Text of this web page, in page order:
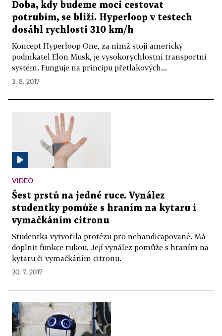
Doba, kdy budeme moci cestovat
potrubím, se blíží. Hyperloop v testech
dosáhl rychlosti 310 km/h
Koncept Hyperloop One, za nímž stojí americký
podnikatel Elon Musk, je vysokorychlostní transportní
systém. Funguje na principu přetlakových...
3. 8. 2017
VIDEO
Šest prstů na jedné ruce. Vynález
studentky pomůže s hraním na kytaru i
vymačkáním citronu
Studentka vytvořila protézu pro nehandicapované. Má
doplnit funkce rukou. Její vynález pomůže s hraním na
kytaru či vymačkáním citronu.
30. 7. 2017